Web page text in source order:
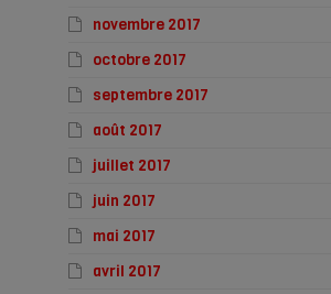
novembre 2017
octobre 2017
septembre 2017
août 2017
juillet 2017
juin 2017
mai 2017
avril 2017